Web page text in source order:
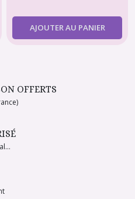
AJOUTER AU PANIER
OFFERTS